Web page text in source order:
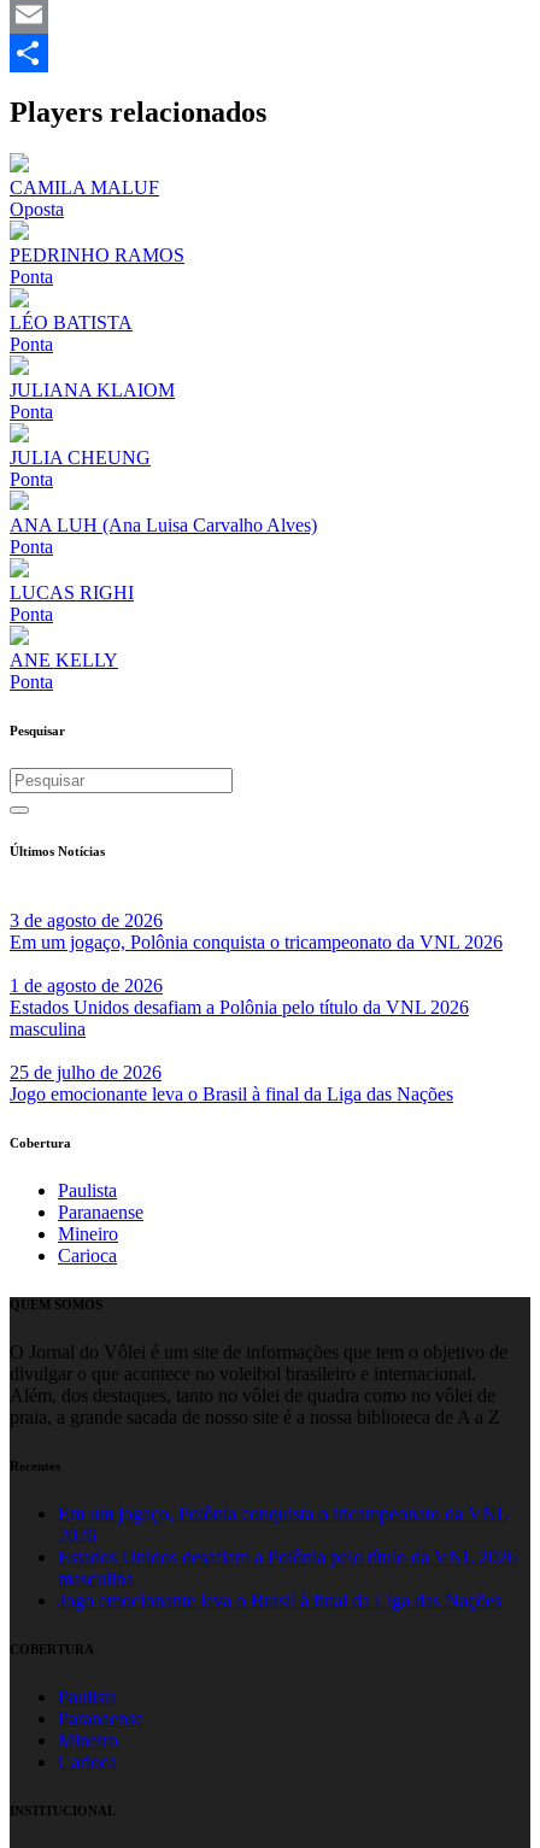
Mastodon
Email
Players relacionados
CAMILA MALUF
Oposta
PEDRINHO RAMOS
Ponta
LÉO BATISTA
Ponta
JULIANA KLAIOM
Ponta
JULIA CHEUNG
Ponta
ANA LUH (Ana Luisa Carvalho Alves)
Ponta
LUCAS RIGHI
Ponta
ANE KELLY
Ponta
Pesquisar
Últimos Notícias
3 de agosto de 2026
Em um jogaço, Polônia conquista o tricampeonato da VNL 2026
1 de agosto de 2026
Estados Unidos desafiam a Polônia pelo título da VNL 2026
masculina
25 de julho de 2026
Jogo emocionante leva o Brasil à final da Liga das Nações
Cobertura
Paulista
Paranaense
Mineiro
Carioca
QUEM SOMOS
O Jornal do Vôlei é um site de informações que tem o objetivo de
divulgar o que acontece no voleibol brasileiro e internacional.
Além, dos destaques, tanto no vôlei de quadra como no vôlei de
praia, a grande sacada de nosso site é a nossa biblioteca de A a Z
Recentes
Em um jogaço, Polônia conquista o tricampeonato da VNL
2026
Estados Unidos desafiam a Polônia pelo título da VNL 2026
masculina
Jogo emocionante leva o Brasil à final da Liga das Nações
COBERTURA
Paulista
Paranaense
Mineiro
Carioca
INSTITUCIONAL